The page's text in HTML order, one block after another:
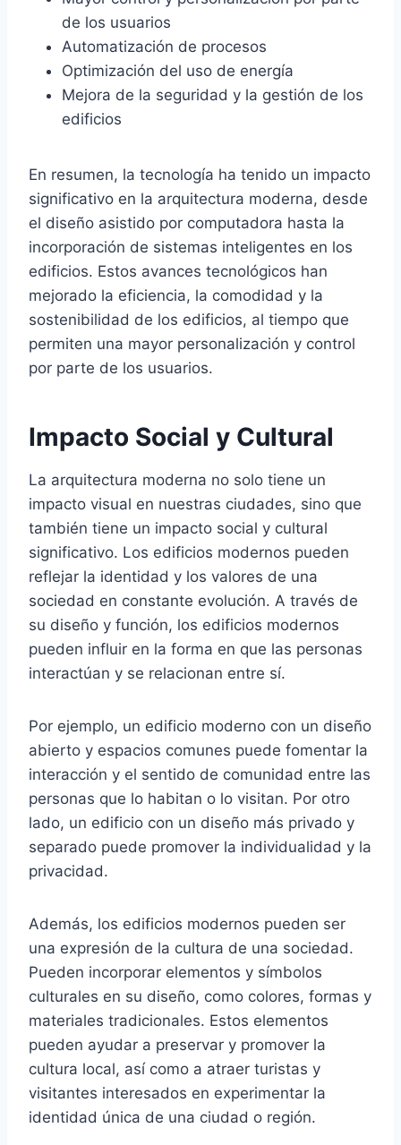
de los usuarios
Automatización de procesos
Optimización del uso de energía
Mejora de la seguridad y la gestión de los
edificios
En resumen, la tecnología ha tenido un impacto
significativo en la arquitectura moderna, desde
el diseño asistido por computadora hasta la
incorporación de sistemas inteligentes en los
edificios. Estos avances tecnológicos han
mejorado la eficiencia, la comodidad y la
sostenibilidad de los edificios, al tiempo que
permiten una mayor personalización y control
por parte de los usuarios.
Impacto Social y Cultural
La arquitectura moderna no solo tiene un
impacto visual en nuestras ciudades, sino que
también tiene un impacto social y cultural
significativo. Los edificios modernos pueden
reflejar la identidad y los valores de una
sociedad en constante evolución. A través de
su diseño y función, los edificios modernos
pueden influir en la forma en que las personas
interactúan y se relacionan entre sí.
Por ejemplo, un edificio moderno con un diseño
abierto y espacios comunes puede fomentar la
interacción y el sentido de comunidad entre las
personas que lo habitan o lo visitan. Por otro
lado, un edificio con un diseño más privado y
separado puede promover la individualidad y la
privacidad.
Además, los edificios modernos pueden ser
una expresión de la cultura de una sociedad.
Pueden incorporar elementos y símbolos
culturales en su diseño, como colores, formas y
materiales tradicionales. Estos elementos
pueden ayudar a preservar y promover la
cultura local, así como a atraer turistas y
visitantes interesados en experimentar la
identidad única de una ciudad o región.